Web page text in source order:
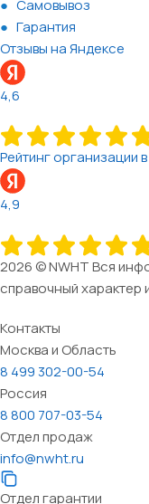
Самовывоз
Гарантия
Отзывы на Яндексе
4,6
Рейтинг организации
4,9
2026 © NWHT Вся
справочный характер
Контакты
Москва и Область
8 499 302-00-54
Россия
8 800 707-03-54
Отдел продаж
info@nwht.ru
Отдел гарантии